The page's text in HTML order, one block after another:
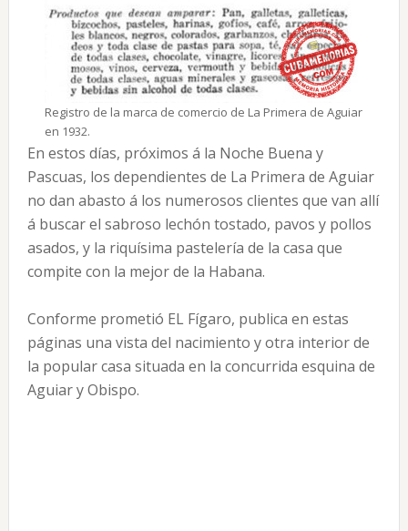
Registro de la marca de comercio de La Primera de Aguiar
en 1932.
En estos días, próximos á la Noche Buena y
Pascuas, los dependientes de La Primera de Aguiar
no dan abasto á los numerosos clientes que van allí
á buscar el sabroso lechón tostado, pavos y pollos
asados, y la riquísima pastelería de la casa que
compite con la mejor de la Habana.
Conforme prometió EL Fígaro, publica en estas
páginas una vista del nacimiento y otra interior de
la popular casa situada en la concurrida esquina de
Aguiar y Obispo.